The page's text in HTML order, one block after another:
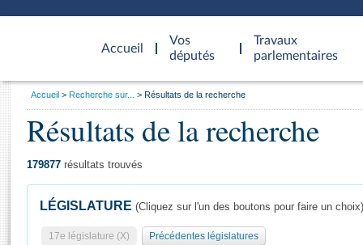
Accueil
d'accueil
Vos
députés
Travaux
parlementaires
Général
Vous
Accueil Recherche sur... Résultats de la recherche
Résultats de la recherche
179877 résultats trouvés
LÉGISLATURE (Cliquez sur l'un des boutons pour faire un choix)
17e législature (X) Précédentes législatures